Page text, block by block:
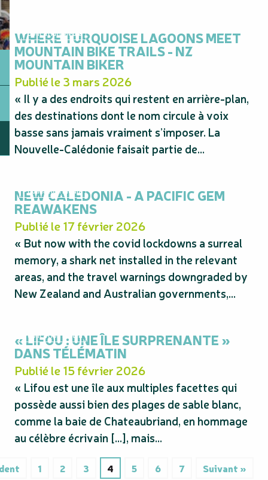
Publication Média
WHERE TURQUOISE LAGOONS MEET
MOUNTAIN BIKE TRAILS - NZ
MOUNTAIN BIKER
Publié le 3 mars 2026
« Il y a des endroits qui restent en arrière-plan,
des destinations dont le nom circule à voix
basse sans jamais vraiment s’imposer. La
Nouvelle-Calédonie faisait partie de...
Publication Média
NEW CALEDONIA - A PACIFIC GEM
REAWAKENS
Publié le 17 février 2026
« But now with the covid lockdowns a surreal
memory, a shark net installed in the relevant
areas, and the travel warnings downgraded by
New Zealand and Australian governments,...
Publication Média
« LIFOU : UNE ÎLE SURPRENANTE »
DANS TÉLÉMATIN
Publié le 15 février 2026
« Lifou est une île aux multiples facettes qui
possède aussi bien des plages de sable blanc,
comme la baie de Chateaubriand, en hommage
au célèbre écrivain […], mais...
1 2 3 4 5 6 7 Suivant »